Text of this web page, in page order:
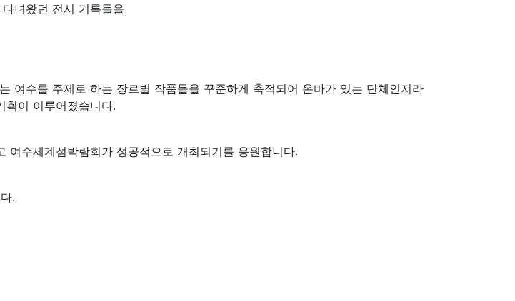
녀왔던 전시 기록들을
여수를 주제로 하는 장르별 작품들을 꾸준하게 축적되어 온바가 있는 단체인지라
획이 이루어졌습니다.
수세계섬박람회가 성공적으로 개최되기를 응원합니다.
.